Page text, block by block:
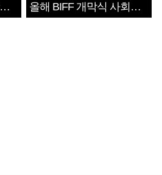
올해 BIFF 개막식 사회자
확정